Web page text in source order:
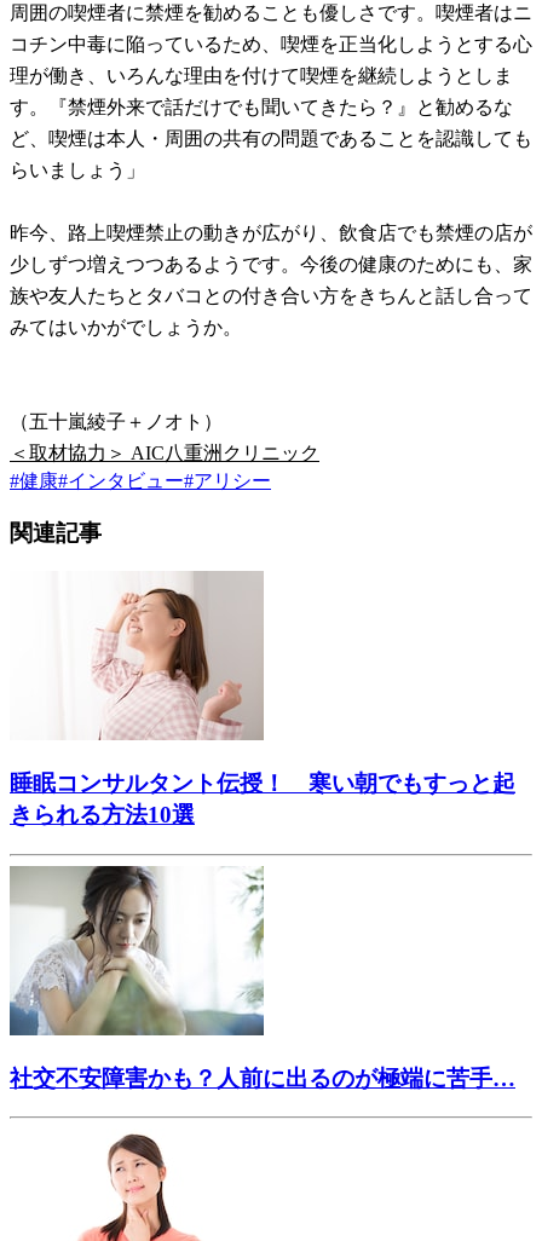
周囲の喫煙者に禁煙を勧めることも優しさです。喫煙者はニ
コチン中毒に陥っているため、喫煙を正当化しようとする心
理が働き、いろんな理由を付けて喫煙を継続しようとしま
す。『禁煙外来で話だけでも聞いてきたら？』と勧めるな
ど、喫煙は本人・周囲の共有の問題であることを認識しても
らいましょう」
昨今、路上喫煙禁止の動きが広がり、飲食店でも禁煙の店が
少しずつ増えつつあるようです。今後の健康のためにも、家
族や友人たちとタバコとの付き合い方をきちんと話し合って
みてはいかがでしょうか。
（五十嵐綾子＋ノオト）
＜取材協力＞ AIC八重洲クリニック
#健康#インタビュー#アリシー
関連記事
睡眠コンサルタント伝授！ 寒い朝でもすっと起
きられる方法10選
社交不安障害かも？人前に出るのが極端に苦手…